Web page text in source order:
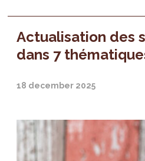
Actualisation des
dans 7
18 december 2025